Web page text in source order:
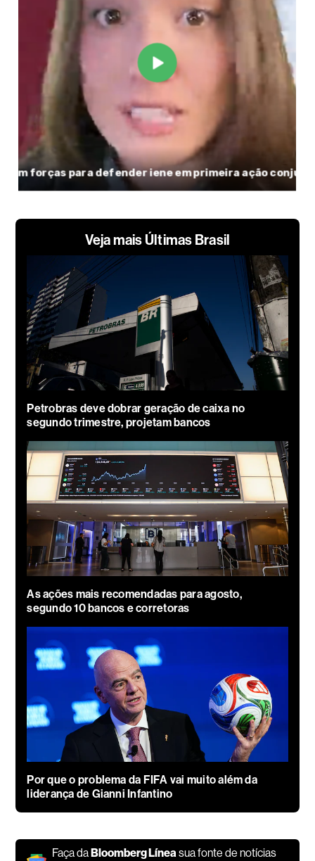
Veja mais Últimas Brasil
Petrobras deve dobrar geração de caixa no
segundo trimestre, projetam bancos
As ações mais recomendadas para agosto,
segundo 10 bancos e corretoras
Por que o problema da FIFA vai muito além da
liderança de Gianni Infantino
Faça daBloomberg Líneasua fonte de notícias